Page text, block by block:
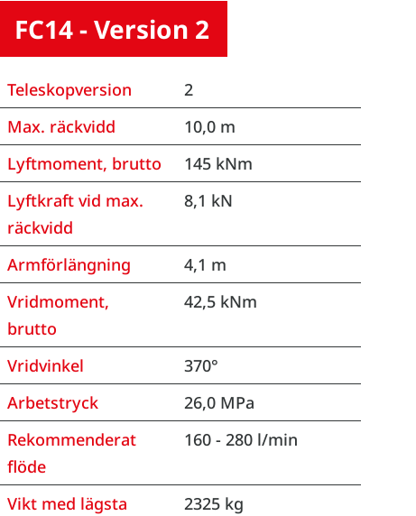
FC14 - Version 2
Teleskopversion
2
Max. räckvidd
10,0 m
Lyftmoment, brutto
145 kNm
Lyftkraft vid max.
räckvidd
8,1 kN
Armförlängning
4,1 m
Vridmoment,
brutto
42,5 kNm
Vridvinkel
370°
Arbetstryck
26,0 MPa
Rekommenderat
flöde
160 - 280 l/min
Vikt med lägsta
2325 kg